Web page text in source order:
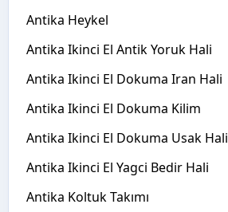
Antika Heykel
Antika Ikinci El Antik Yoruk Hali
Antika Ikinci El Dokuma Iran Hali
Antika Ikinci El Dokuma Kilim
Antika Ikinci El Dokuma Usak Hali
Antika Ikinci El Yagci Bedir Hali
Antika Koltuk Takımı